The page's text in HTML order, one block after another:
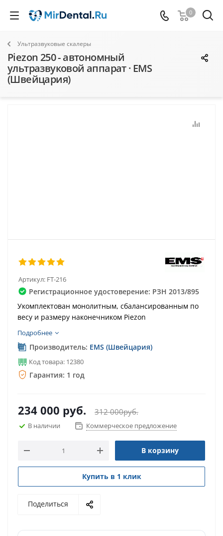
0
Ультразвуковые скалеры
Piezon 250 - автономный
ультразвуковой аппарат · EMS
(Швейцария)
Артикул: FT-216
Регистрационное удостоверение: РЗН 2013/895
Укомплектован монолитным, сбалансированным по
весу и размеру наконечником Piezon
Подробнее
Производитель: EMS (Швейцария)
Код товара: 12380
Гарантия: 1 год
234 000 руб. 312 000руб.
В наличии Коммерческое предложение
В корзину
Купить в 1 клик
Поделиться